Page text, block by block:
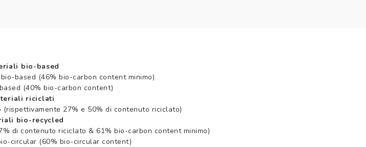
bio-based
based (46% bio-carbon content minimo)
(40% bio-carbon content)
riciclati
27% e 50% di contenuto riciclato)
bio-recycled
di contenuto riciclato & 61% bio-carbon content minimo)
circular (60% bio-circular content)